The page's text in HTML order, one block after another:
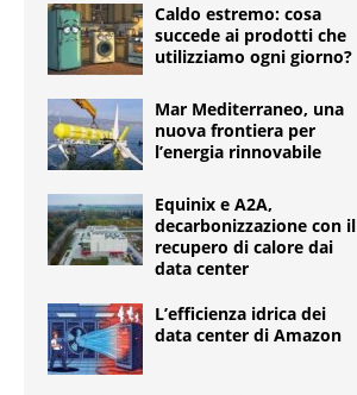
Caldo estremo: cosa
succede ai prodotti che
utilizziamo ogni giorno?
Mar Mediterraneo, una
nuova frontiera per
l’energia rinnovabile
Equinix e A2A,
decarbonizzazione con il
recupero di calore dai
data center
L’efficienza idrica dei
data center di Amazon